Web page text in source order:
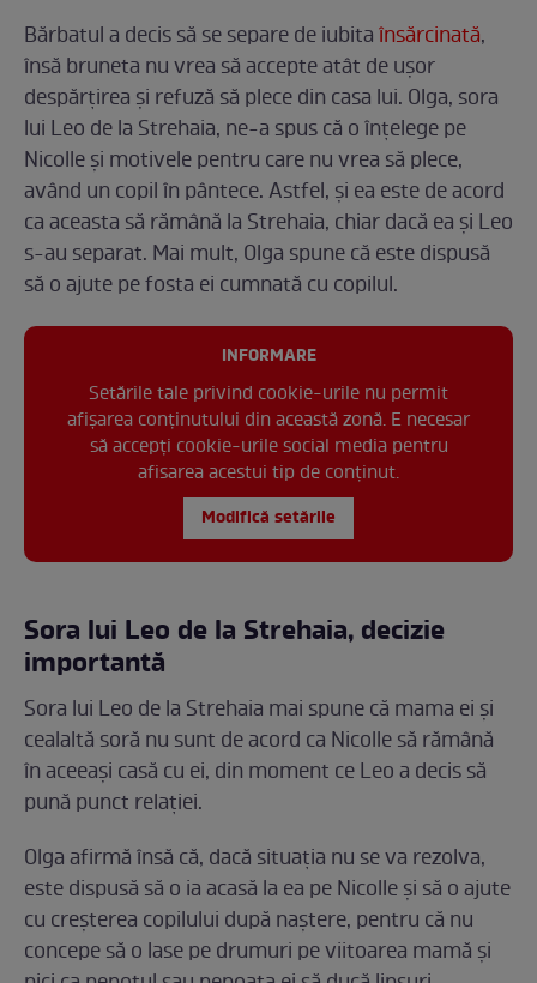
Bărbatul a decis să se separe de iubitaînsărcinată,
însă bruneta nu vrea să accepte atât de ușor
despărțirea și refuză să plece din casa lui. Olga, sora
lui Leo de la Strehaia, ne-a spus că o înțelege pe
Nicolle și motivele pentru care nu vrea să plece,
având un copil în pântece. Astfel, și ea este de acord
ca aceasta să rămână la Strehaia, chiar dacă ea și Leo
s-au separat. Mai mult, Olga spune că este dispusă
să o ajute pe fosta ei cumnată cu copilul.
INFORMARE
Setările tale privind cookie-urile nu permit
afișarea conținutului din această zonă. E necesar
să accepți cookie-urile social media pentru
afisarea acestui tip de conținut.
Modifică setările
Sora lui Leo de la Strehaia, decizie
importantă
Sora lui Leo de la Strehaia mai spune că mama ei și
cealaltă soră nu sunt de acord ca Nicolle să rămână
în aceeași casă cu ei, din moment ce Leo a decis să
pună punct relației.
Olga afirmă însă că, dacă situația nu se va rezolva,
este dispusă să o ia acasă la ea pe Nicolle și să o ajute
cu creșterea copilului după naștere, pentru că nu
concepe să o lase pe drumuri pe viitoarea mamă și